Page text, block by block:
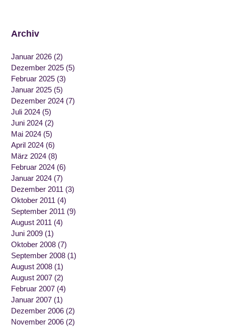
Archiv
Januar 2026 (2)
Dezember 2025 (5)
Februar 2025 (3)
Januar 2025 (5)
Dezember 2024 (7)
Juli 2024 (5)
Juni 2024 (2)
Mai 2024 (5)
April 2024 (6)
März 2024 (8)
Februar 2024 (6)
Januar 2024 (7)
Dezember 2011 (3)
Oktober 2011 (4)
September 2011 (9)
August 2011 (4)
Juni 2009 (1)
Oktober 2008 (7)
September 2008 (1)
August 2008 (1)
August 2007 (2)
Februar 2007 (4)
Januar 2007 (1)
Dezember 2006 (2)
November 2006 (2)